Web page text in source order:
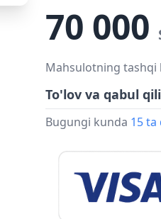
70 000
Mahsulotning
To'lov va qabul
Bugungi kunda 15 ta